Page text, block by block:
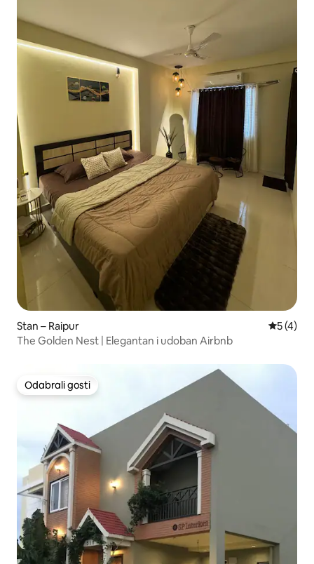
Stan – Raipur
5 (4)
The Golden Nest | Elegantan i udoban Airbnb
Odabrali gosti
Odabrali gosti